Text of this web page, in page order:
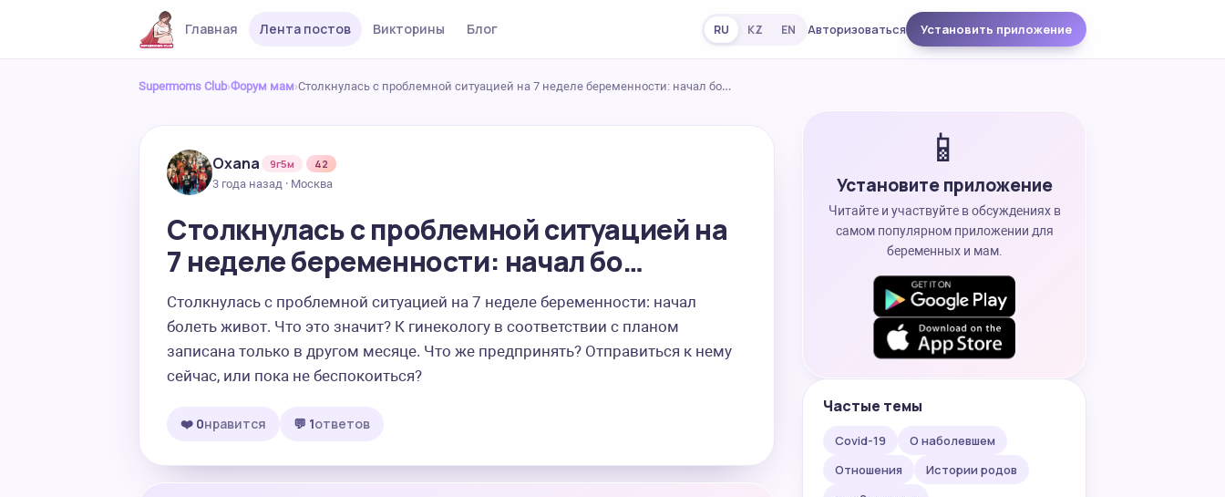
Главная Лента постов Викторины Блог RU KZ EN Авторизоваться Установить приложение
Supermoms Club›Форум мам›Столкнулась с проблемной ситуацией на 7 неделе беременности: начал бо…
Oxana 9г5м
42
3 года назад · Москва
Столкнулась с проблемной ситуацией на
7 неделе беременности: начал бо…
Столкнулась с проблемной ситуацией на 7 неделе беременности: начал
болеть живот. Что это значит? К гинекологу в соответствии с планом
записана только в другом месяце. Что же предпринять? Отправиться к нему
сейчас, или пока не беспокоиться?
❤️ 0нравится 💬 1ответов
📱
Установите приложение
Читайте и участвуйте в обсуждениях в
самом популярном приложении для
беременных и мам.
Частые темы
Covid-19
О наболевшем
Отношения
Истории родов